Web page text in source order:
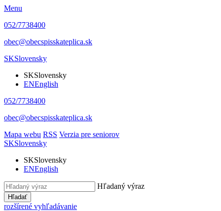
Menu
052/7738400
obec@obecspisskateplica.sk
SKSlovensky
SKSlovensky
ENEnglish
052/7738400
obec@obecspisskateplica.sk
Mapa webu RSS Verzia pre seniorov
SKSlovensky
SKSlovensky
ENEnglish
Hľadaný výraz
Hľadať
rozšírené vyhľadávanie